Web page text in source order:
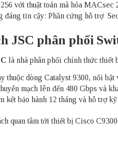
với thuật toán mã hóa MACsec
đáng tin cậy: Phần cứng hỗ trợ
JSC phân phối
là nhà phân phối chính thức thiết
thuộc dòng Catalyst 9300, nổi
mạch lên đến 480 Gbps và
kết bảo hành 12 tháng và hỗ trợ
quan tâm tới thiết bị Cisco